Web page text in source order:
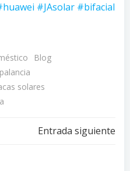
#JAsolar #bifacial
Blog
solares
Navegación
Entrada siguiente